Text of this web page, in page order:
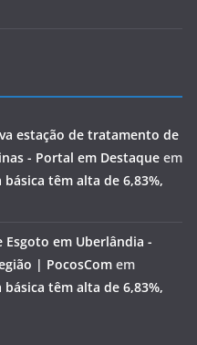
estação de tratamento de
- Portal em Destaque em
têm alta de 6,83%,
Esgoto em Uberlândia -
| PocosCom em
têm alta de 6,83%,